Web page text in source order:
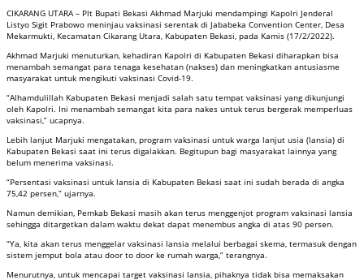
CIKARANG UTARA – Plt Bupati Bekasi Akhmad Marjuki mendampingi Kapolri Jenderal
Listyo Sigit Prabowo meninjau vaksinasi serentak di Jababeka Convention Center, Desa
Mekarmukti, Kecamatan Cikarang Utara, Kabupaten Bekasi, pada Kamis (17/2/2022).
Akhmad Marjuki menuturkan, kehadiran Kapolri di Kabupaten Bekasi diharapkan bisa
menambah semangat para tenaga kesehatan (nakses) dan meningkatkan antusiasme
masyarakat untuk mengikuti vaksinasi Covid-19.
“Alhamdulillah Kabupaten Bekasi menjadi salah satu tempat vaksinasi yang dikunjungi
oleh Kapolri. Ini menambah semangat kita para nakes untuk terus bergerak memperluas
vaksinasi,” ucapnya.
Lebih lanjut Marjuki mengatakan, program vaksinasi untuk warga lanjut usia (lansia) di
Kabupaten Bekasi saat ini terus digalakkan. Begitupun bagi masyarakat lainnya yang
belum menerima vaksinasi.
“Persentasi vaksinasi untuk lansia di Kabupaten Bekasi saat ini sudah berada di angka
75,42 persen,” ujarnya.
Namun demikian, Pemkab Bekasi masih akan terus menggenjot program vaksinasi lansia
sehingga ditargetkan dalam waktu dekat dapat menembus angka di atas 90 persen.
“Ya, kita akan terus menggelar vaksinasi lansia melalui berbagai skema, termasuk dengan
sistem jemput bola atau door to door ke rumah warga,” terangnya.
Menurutnya, untuk mencapai target vaksinasi lansia, pihaknya tidak bisa memaksakan